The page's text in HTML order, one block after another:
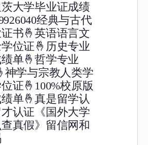
大学毕业证成绩
经典与古代
书🤞英语语言文
位证🤞历史专业
单🤞哲学专业
神学与宗教人类学
证🤞100%校原版
单🤞真是留学认
认证《国外大学
真假》留信网和